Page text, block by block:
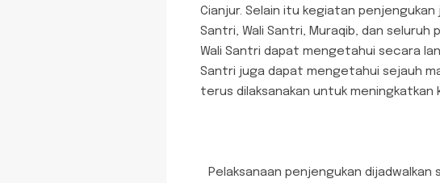
Cianjur. Selain itu kegiatan
Santri, Wali Santri, Muraqib, dan
Wali Santri dapat mengetahui secara
Santri juga dapat mengetahui sejauh
terus dilaksanakan untuk meningkatkan
Pelaksanaan penjengukan dijadwalkan